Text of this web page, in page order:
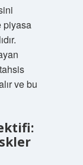
piyasa
ve bu